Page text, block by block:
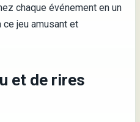
chaque événement en un
jeu amusant et
et de rires